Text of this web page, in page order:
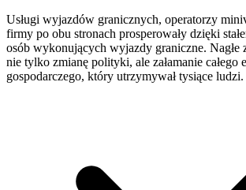
Usługi wyjazdów granicznych, operatorzy
firmy po obu stronach prosperowały dzięki
osób wykonujących wyjazdy graniczne. Nagłe
nie tylko zmianę polityki, ale załamanie całego
gospodarczego, który utrzymywał tysiące ludzi.